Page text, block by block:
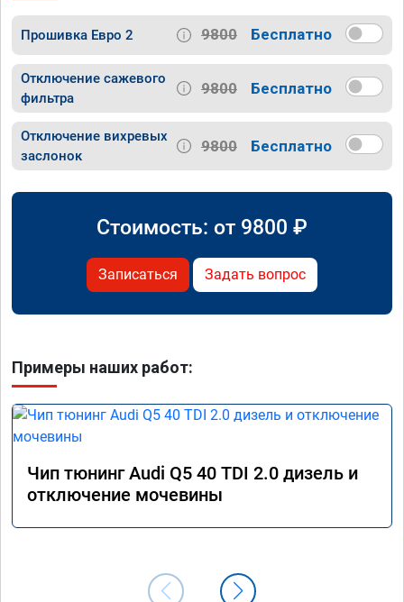
Прошивка Евро 2 9800 Бесплатно
Отключение сажевого
фильтра
9800 Бесплатно
Отключение вихревых
заслонок
9800 Бесплатно
Стоимость: от 9800 ₽
Записаться Задать вопрос
Примеры наших работ:
Чип тюнинг Audi Q5 40 TDI 2.0 дизель и
отключение мочевины